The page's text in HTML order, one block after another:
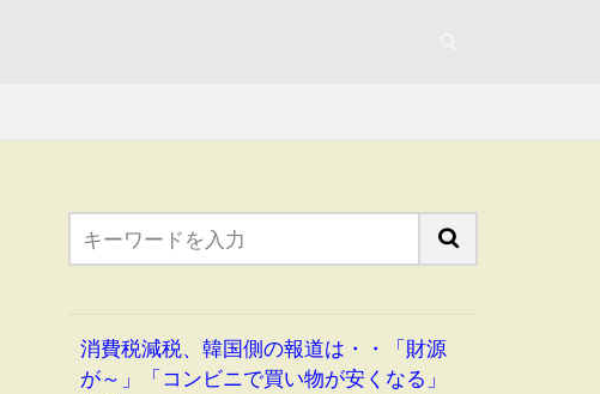
消費税減税、韓国側の報道は・・「財源
が～」「コンビニで買い物が安くなる」